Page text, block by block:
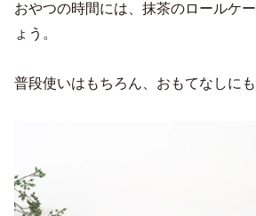
おやつの時間には、抹茶のロールケ
ょう。
普段使いはもちろん、おもてなしにも